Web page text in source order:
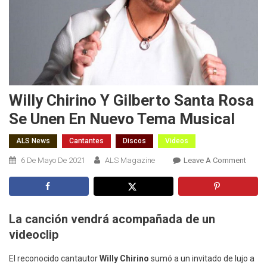
Willy Chirino Y Gilberto Santa Rosa
Se Unen En Nuevo Tema Musical
ALS News Cantantes Discos Videos
6 De Mayo De 2021 ALS Magazine Leave A CommentOn
Se
La canción vendrá acompañada de un
videoclip
El reconocido cantautorWilly Chirino sumó a un invitado de lujo a